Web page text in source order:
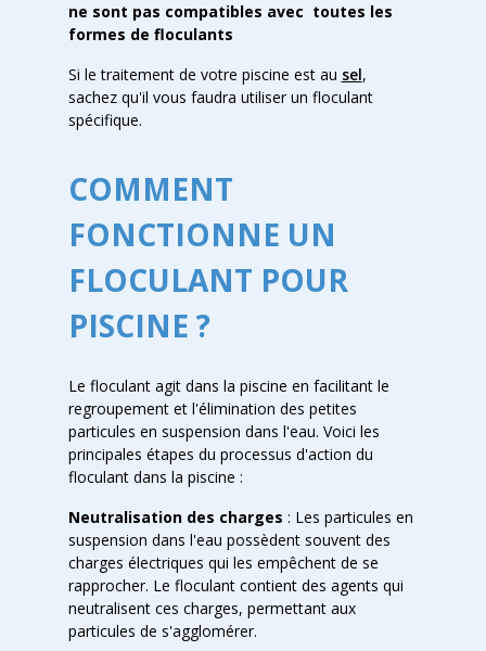
ne sont pas compatibles avec toutes les
formes de floculants
Si le traitement de votre piscine est au sel,
sachez qu'il vous faudra utiliser un floculant
spécifique.
COMMENT
FONCTIONNE UN
FLOCULANT POUR
PISCINE ?
Le floculant agit dans la piscine en facilitant le
regroupement et l'élimination des petites
particules en suspension dans l'eau. Voici les
principales étapes du processus d'action du
floculant dans la piscine :
Neutralisation des charges : Les particules en
suspension dans l'eau possèdent souvent des
charges électriques qui les empêchent de se
rapprocher. Le floculant contient des agents qui
neutralisent ces charges, permettant aux
particules de s'agglomérer.